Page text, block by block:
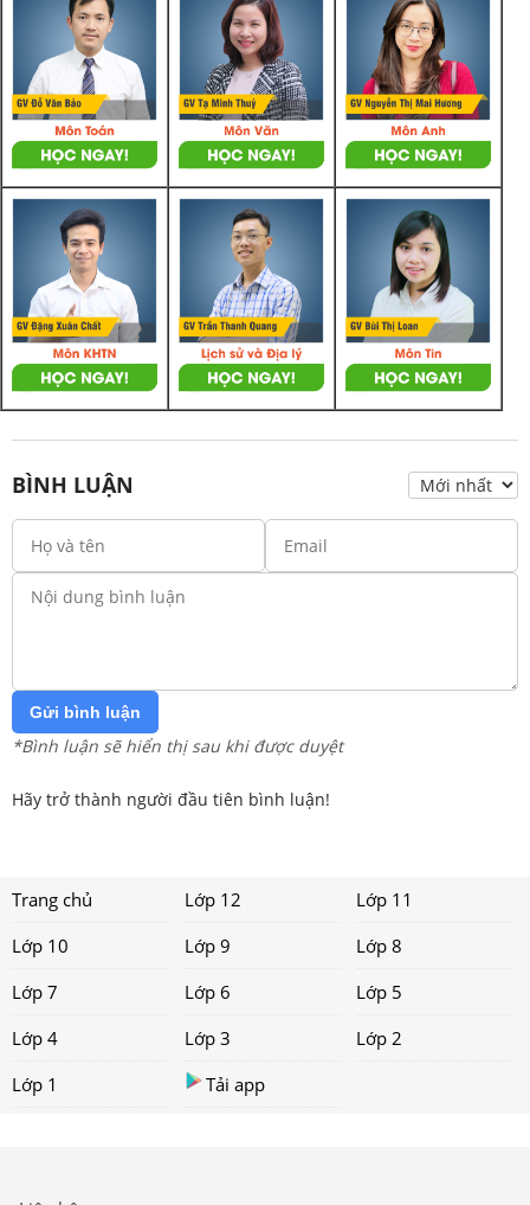
BÌNH LUẬN
Gửi bình luận
*Bình luận sẽ hiển thị sau khi được duyệt
Hãy trở thành người đầu tiên bình luận!
Trang chủ Lớp 12
Lớp 11
Lớp 10
Lớp 9
Lớp 8
Lớp 7
Lớp 6
Lớp 5
Lớp 4
Lớp 3
Lớp 2
Lớp 1
Tải app